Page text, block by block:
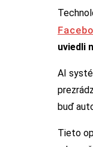
uviedli
AI
buď
Tieto